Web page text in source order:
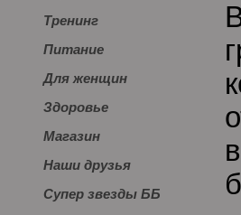
Тренинг
Питание
Для женщин
Здоровье
Магазин
Наши друзья
Супер звезды ББ